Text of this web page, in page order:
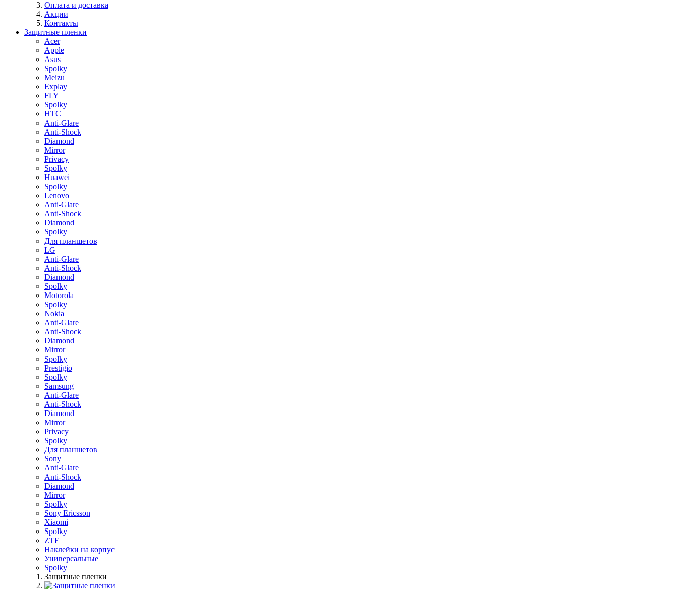
Оплата и доставка
Акции
Контакты
Защитные пленки
Acer
Apple
Asus
Spolky
Meizu
Explay
FLY
Spolky
HTC
Anti-Glare
Anti-Shock
Diamond
Mirror
Privacy
Spolky
Huawei
Spolky
Lenovo
Anti-Glare
Anti-Shock
Diamond
Spolky
Для планшетов
LG
Anti-Glare
Anti-Shock
Diamond
Spolky
Motorola
Spolky
Nokia
Anti-Glare
Anti-Shock
Diamond
Mirror
Spolky
Prestigio
Spolky
Samsung
Anti-Glare
Anti-Shock
Diamond
Mirror
Privacy
Spolky
Для планшетов
Sony
Anti-Glare
Anti-Shock
Diamond
Mirror
Spolky
Sony Ericsson
Xiaomi
Spolky
ZTE
Наклейки на корпус
Универсальные
Spolky
Защитные пленки